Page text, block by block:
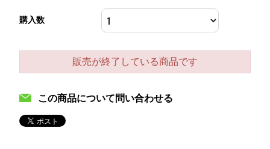
購入数
販売が終了している商品です
この商品について問い合わせる